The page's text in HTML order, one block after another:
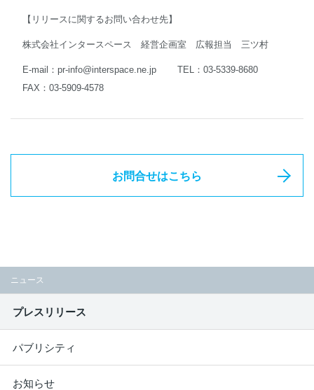
【リリースに関するお問い合わせ先】
株式会社インタースペース 経営企画室 広報担当 三ツ村
E-mail： pr-info@interspace.ne.jpTEL：03-5339-8680
FAX：03-5909-4578
お問合せはこちら
ニュース
プレスリリース
パブリシティ
お知らせ